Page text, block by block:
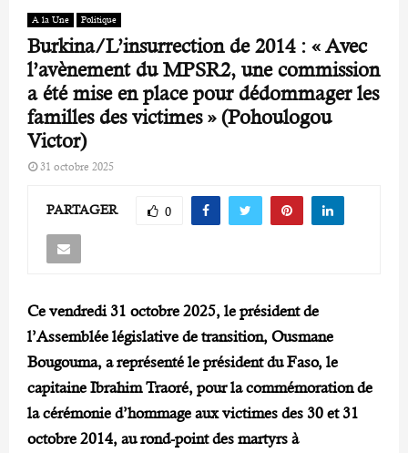
A la Une Politique
Burkina/L’insurrection de 2014 : « Avec
l’avènement du MPSR2, une commission
a été mise en place pour dédommager les
familles des victimes » (Pohoulogou
Victor)
31 octobre 2025
PARTAGER 0
Ce vendredi 31 octobre 2025, le président de
l’Assemblée législative de transition, Ousmane
Bougouma, a représenté le président du Faso, le
capitaine Ibrahim Traoré, pour la commémoration de
la cérémonie d’hommage aux victimes des 30 et 31
octobre 2014, au rond-point des martyrs à